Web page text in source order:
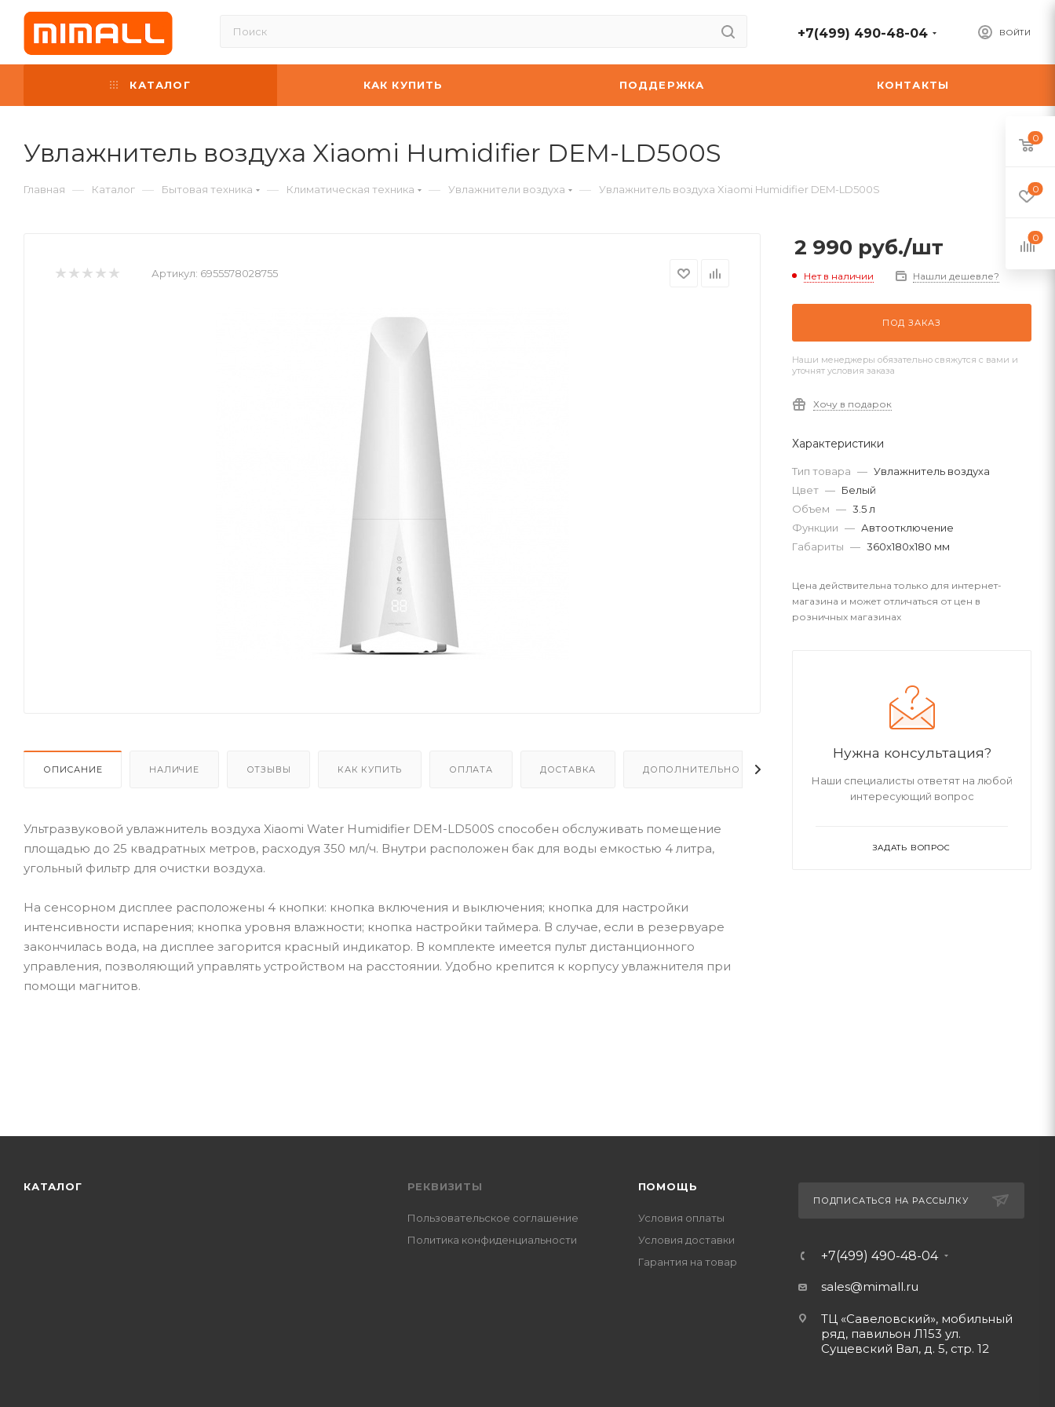
ВОЙТИ
+7(499) 490-48-04
КАТАЛОГ КАК КУПИТЬ ПОДДЕРЖКА КОНТАКТЫ
Увлажнитель воздуха Xiaomi Humidifier DEM-LD500S
Главная — Каталог — Бытовая техника — Климатическая техника — Увлажнители воздуха — Увлажнитель воздуха Xiaomi Humidifier DEM-LD500S
Артикул: 6955578028755
ОПИСАНИЕ НАЛИЧИЕ ОТЗЫВЫ КАК КУПИТЬ ОПЛАТА ДОСТАВКА ДОПОЛНИТЕЛЬНО
Ультразвуковой увлажнитель воздуха Xiaomi Water Humidifier DEM-LD500S способен обслуживать помещение
площадью до 25 квадратных метров, расходуя 350 мл/ч. Внутри расположен бак для воды емкостью 4 литра,
угольный фильтр для очистки воздуха.
На сенсорном дисплее расположены 4 кнопки: кнопка включения и выключения; кнопка для настройки
интенсивности испарения; кнопка уровня влажности; кнопка настройки таймера. В случае, если в резервуаре
закончилась вода, на дисплее загорится красный индикатор. В комплекте имеется пульт дистанционного
управления, позволяющий управлять устройством на расстоянии. Удобно крепится к корпусу увлажнителя при
помощи магнитов.
2 990 руб./шт
Нет в наличии Нашли дешевле?
ПОД ЗАКАЗ
Наши менеджеры обязательно свяжутся с вами и
уточнят условия заказа
Хочу в подарок
Характеристики
Тип товара — Увлажнитель воздуха
Цвет — Белый
Объем — 3.5 л
Функции — Автоотключение
Габариты — 360x180x180 мм
Цена действительна только для интернет-
магазина и может отличаться от цен в
розничных магазинах
Нужна консультация?
Наши специалисты ответят на любой
интересующий вопрос
ЗАДАТЬ ВОПРОС
КАТАЛОГ РЕКВИЗИТЫ
Пользовательское соглашение
Политика конфиденциальности
ПОМОЩЬ
Условия оплаты
Условия доставки
Гарантия на товар
ПОДПИСАТЬСЯ НА РАССЫЛКУ
+7(499) 490-48-04
sales@mimall.ru
ТЦ «Савеловский», мобильный
ряд, павильон Л153 ул.
Сущевский Вал, д. 5, стр. 12
0
0
0